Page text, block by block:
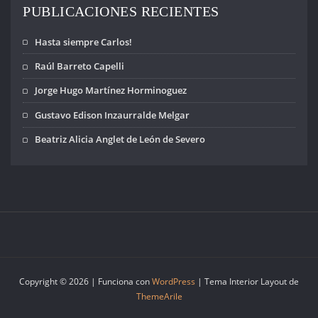
PUBLICACIONES RECIENTES
Hasta siempre Carlos!
Raúl Barreto Capelli
Jorge Hugo Martínez Horminoguez
Gustavo Edison Inzaurralde Melgar
Beatriz Alicia Anglet de León de Severo
Copyright © 2026 | Funciona conWordPress | Tema Interior Layout de
ThemeArile